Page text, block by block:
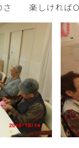
さ 楽しければ